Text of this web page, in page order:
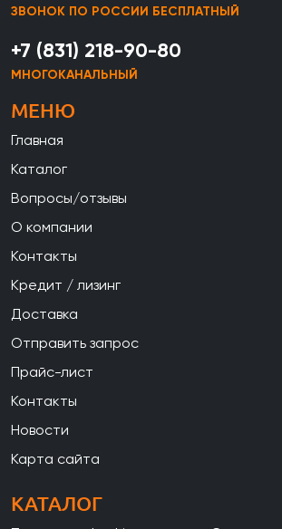
ЗВОНОК ПО РОССИИ БЕСПЛАТНЫЙ
+7 (831) 218-90-80
МНОГОКАНАЛЬНЫЙ
МЕНЮ
Главная
Каталог
Вопросы/отзывы
О компании
Контакты
Кредит / лизинг
Доставка
Отправить запрос
Прайс-лист
Контакты
Новости
Карта сайта
КАТАЛОГ